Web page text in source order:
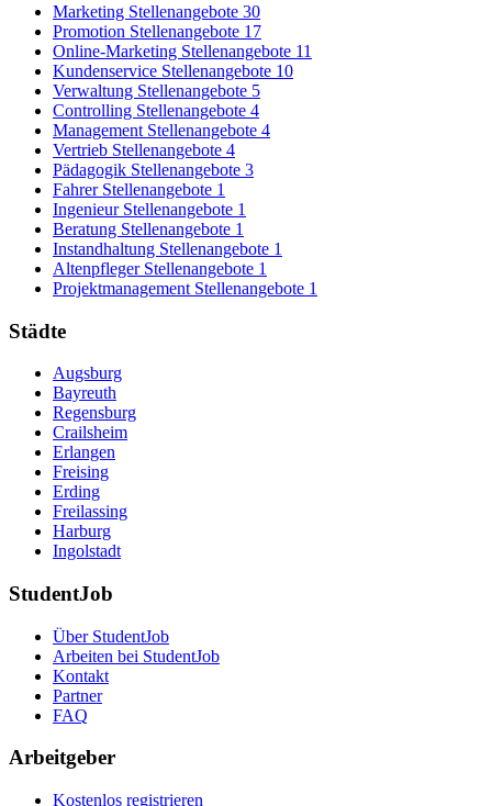
Marketing Stellenangebote 30
Promotion Stellenangebote 17
Online-Marketing Stellenangebote 11
Kundenservice Stellenangebote 10
Verwaltung Stellenangebote 5
Controlling Stellenangebote 4
Management Stellenangebote 4
Vertrieb Stellenangebote 4
Pädagogik Stellenangebote 3
Fahrer Stellenangebote 1
Ingenieur Stellenangebote 1
Beratung Stellenangebote 1
Instandhaltung Stellenangebote 1
Altenpfleger Stellenangebote 1
Projektmanagement Stellenangebote 1
Städte
Augsburg
Bayreuth
Regensburg
Crailsheim
Erlangen
Freising
Erding
Freilassing
Harburg
Ingolstadt
StudentJob
Über StudentJob
Arbeiten bei StudentJob
Kontakt
Partner
FAQ
Arbeitgeber
Kostenlos registrieren